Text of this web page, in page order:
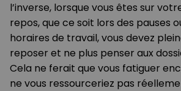
l’inverse, lorsque vous êtes sur
repos, que ce soit lors des pauses
horaires de travail, vous devez
reposer et ne plus penser aux
Cela ne ferait que vous fatiguer
ne vous ressourceriez pas